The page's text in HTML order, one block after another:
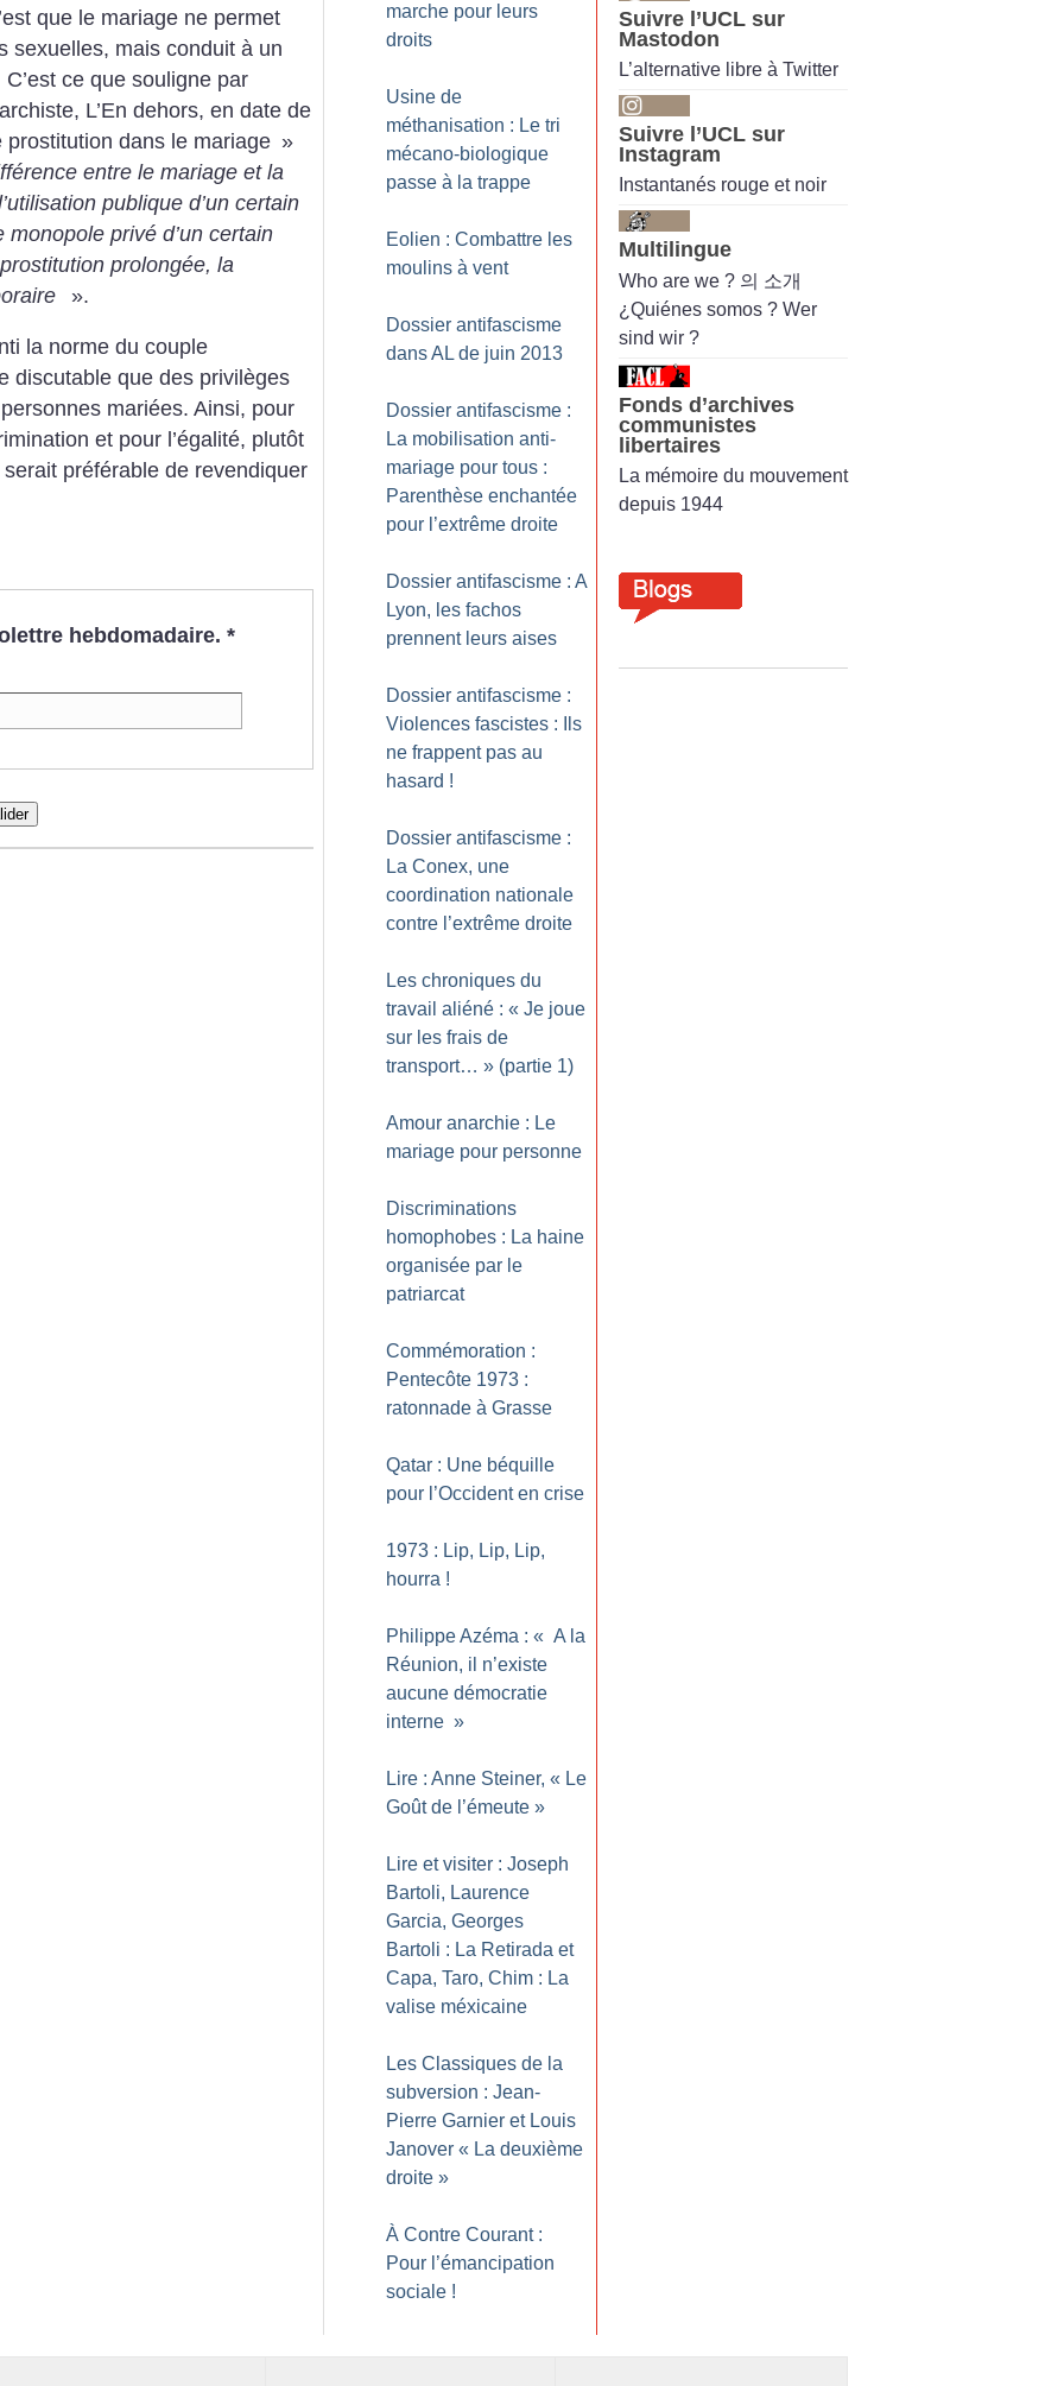
que le mariage ne permet
sexuelles, mais conduit à un
ce que souligne par
L’En dehors, en date de
dans le mariage »
entre le mariage et la
publique d’un certain
privé d’un certain
prolongée, la
».
la norme du couple
discutable que des privilèges
mariées. Ainsi, pour
et pour l’égalité, plutôt
serait préférable de revendiquer
hebdomadaire. *
marche pour leurs
droits
Usine de
méthanisation : Le tri
mécano-biologique
passe à la trappe
Eolien : Combattre les
moulins à vent
Dossier antifascisme
dans AL de juin 2013
Dossier antifascisme :
La mobilisation anti-
mariage pour tous :
Parenthèse enchantée
pour l’extrême droite
Dossier antifascisme : A
Lyon, les fachos
prennent leurs aises
Dossier antifascisme :
Violences fascistes : Ils
ne frappent pas au
hasard !
Dossier antifascisme :
La Conex, une
coordination nationale
contre l’extrême droite
Les chroniques du
travail aliéné : « Je joue
sur les frais de
transport… » (partie 1)
Amour anarchie : Le
mariage pour personne
Discriminations
homophobes : La haine
organisée par le
patriarcat
Commémoration :
Pentecôte 1973 :
ratonnade à Grasse
Qatar : Une béquille
pour l’Occident en crise
1973 : Lip, Lip, Lip,
hourra !
Philippe Azéma : « A la
Réunion, il n’existe
aucune démocratie
interne »
Lire : Anne Steiner, « Le
Goût de l’émeute »
Lire et visiter : Joseph
Bartoli, Laurence
Garcia, Georges
Bartoli : La Retirada et
Capa, Taro, Chim : La
valise méxicaine
Les Classiques de la
subversion : Jean-
Pierre Garnier et Louis
Janover « La deuxième
droite »
À Contre Courant :
Pour l’émancipation
sociale !
Suivre l’UCL sur
Mastodon
L’alternative libre à Twitter
Suivre l’UCL sur
Instagram
Instantanés rouge et noir
Multilingue
Who are we ? 의 소개
¿Quiénes somos ? Wer
sind wir ?
Fonds d’archives
communistes
libertaires
La mémoire du mouvement
depuis 1944